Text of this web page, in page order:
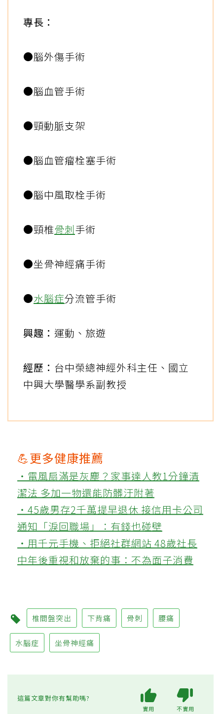
專長：
●腦外傷手術
●腦血管手術
●頸動脈支架
●腦血管瘤栓塞手術
●腦中風取栓手術
●頸椎骨刺手術
●坐骨神經痛手術
●水腦症分流管手術
興趣： 運動、旅遊
經歷： 台中榮總神經外科主任、國立
中興大學醫學系副教授
💪更多健康推薦
‧電風扇滿是灰塵？家事達人教1分鐘清
潔法 多加一物還能防髒汙附著
‧45歲男存2千萬提早退休 接信用卡公司
通知「淚回職場」：有錢也碰壁
‧用千元手機、拒絕社群網站 48歲社長
中年後重視和放棄的事：不為面子消費
椎間盤突出 下背痛 骨刺 腰痛
水腦症 坐骨神經痛
這篇文章對你有幫助嗎?
實用 不實用